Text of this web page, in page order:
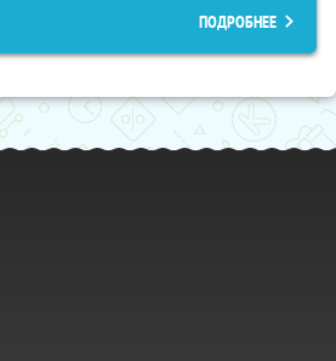
ПОДРОБНЕЕ